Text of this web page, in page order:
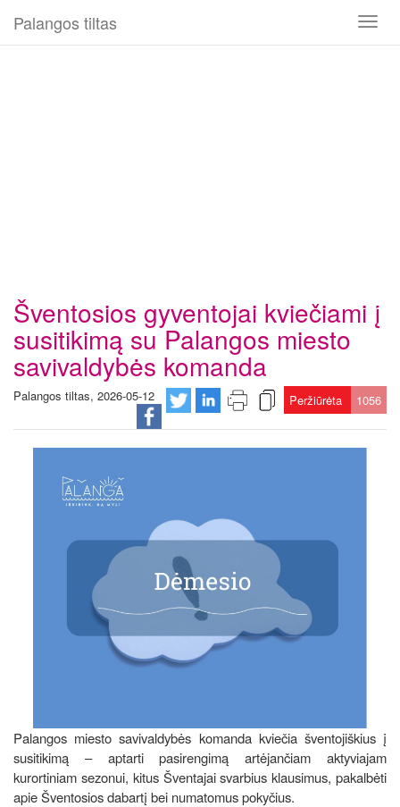
Toggle
Palangos tiltas
Šventosios gyventojai kviečiami į
susitikimą su Palangos miesto
savivaldybės komanda
Palangos tiltas, 2026-05-12 Peržiūrėta 1056
Palangos miesto savivaldybės komanda kviečia šventojiškius į
susitikimą – aptarti pasirengimą artėjančiam aktyviajam
kurortiniam sezonui, kitus Šventajai svarbius klausimus, pakalbėti
apie Šventosios dabartį bei numatomus pokyčius.